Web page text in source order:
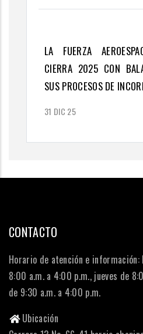
LA FUERZA
CIERRA 2025 CON
SUS PROCESOS DE
31 DIC 25
CONTACTO
Horario de atención e
8:00 a.m. a 4:00 p.m., jueves de
de 9:30 a.m. a 4:00 p.m.
Ubicación